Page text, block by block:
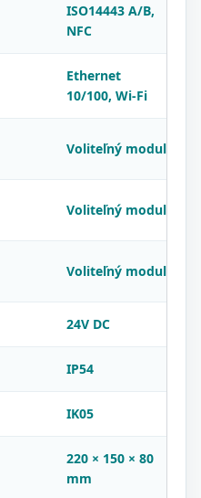
ISO14443 A/B,
NFC
Ethernet
10/100, Wi-Fi
Voliteľný modul
Voliteľný modul
Voliteľný modul
24V DC
IP54
IK05
220 × 150 × 80
mm